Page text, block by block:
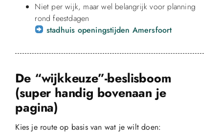
Niet per wijk, maar wel belangrijk voor planning
rond feestdagen
stadhuis openingstijden Amersfoort
De “wijkkeuze”-beslisboom
(super handig bovenaan je
pagina)
Kies je route op basis van wat je wilt doen: